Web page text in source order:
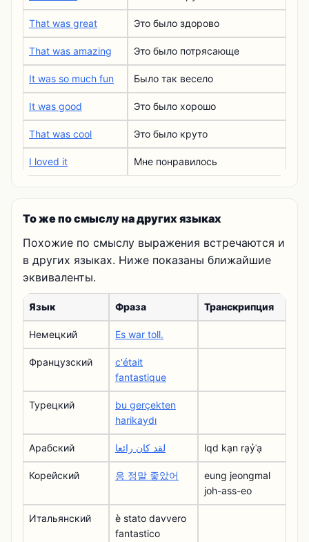
That was great Это было здорово
That was amazing Это было потрясающе
It was so much fun Было так весело
It was good Это было хорошо
That was cool Это было круто
I loved it Мне понравилось
То же по смыслу на других языках
Похожие по смыслу выражения встречаются и
в других языках. Ниже показаны ближайшие
эквиваленты.
Язык Фраза Транскрипция
Немецкий Es war toll.
Французский
c'était
fantastique
Турецкий
bu gerçekten
harikaydı
Арабский لقد كان رائعا lqd kạn rạỷʿạ
Корейский 응 정말 좋았어
eung jeongmal
joh-ass-eo
Итальянский
è stato davvero
fantastico